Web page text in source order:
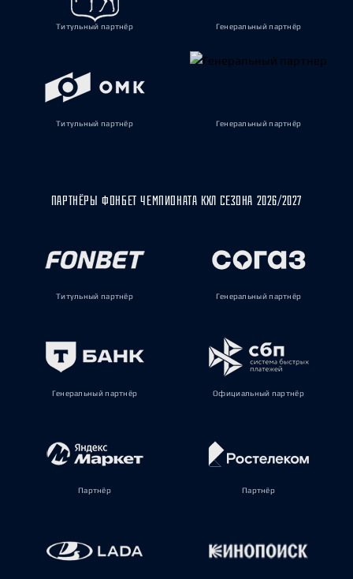
Титульный партнёр Генеральный партнёр
Титульный партнёр Генеральный партнёр
ПАРТНЁРЫ ФОНБЕТ ЧЕМПИОНАТА КХЛ СЕЗОНА 2026/2027
Титульный партнёр Генеральный партнёр
Генеральный партнёр Официальный партнёр
Партнёр Партнёр